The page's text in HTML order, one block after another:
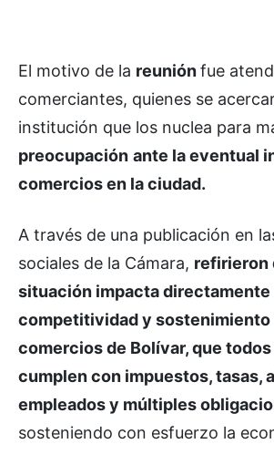
El motivo de la reuniónfue
comerciantes, quienes se
institución que los nuclea para
preocupación ante la eventual
comercios en la ciudad.
A través de una publicación en
sociales de la Cámara, refirieron
situación impacta directamente
competitividad y sostenimiento
comercios de Bolívar, que
cumplen con impuestos, tasas,
empleados y múltiples
sosteniendo con esfuerzo la